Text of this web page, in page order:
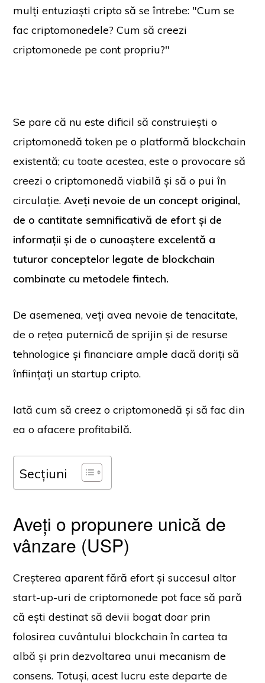
mulți entuziaști cripto să se întrebe: "Cum se
fac criptomonedele? Cum să creezi
criptomonede pe cont propriu?"
Se pare că nu este dificil să construiești o
criptomonedă token pe o platformă blockchain
existentă; cu toate acestea, este o provocare să
creezi o criptomonedă viabilă și să o pui în
circulație. Aveți nevoie de un concept original,
de o cantitate semnificativă de efort și de
informații și de o cunoaștere excelentă a
tuturor conceptelor legate de blockchain
combinate cu metodele fintech.
De asemenea, veți avea nevoie de tenacitate,
de o rețea puternică de sprijin și de resurse
tehnologice și financiare ample dacă doriți să
înființați un startup cripto.
Iată cum să creez o criptomonedă și să fac din
ea o afacere profitabilă.
Secțiuni
Aveți o propunere unică de
vânzare (USP)
Creșterea aparent fără efort și succesul altor
start-up-uri de criptomonede pot face să pară
că ești destinat să devii bogat doar prin
folosirea cuvântului blockchain în cartea ta
albă și prin dezvoltarea unui mecanism de
consens. Totuși, acest lucru este departe de